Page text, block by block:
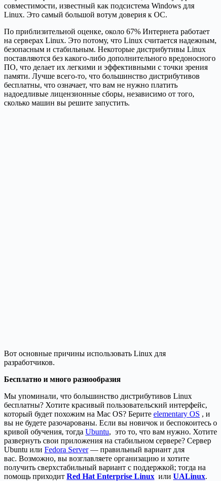
совместимости, известный как подсистема Windows для
Linux. Это самый большой вотум доверия к ОС.
По приблизительной оценке, около 67% Интернета работает
на серверах Linux. Это потому, что Linux считается надежным,
безопасным и стабильным. Некоторые дистрибутивы Linux
поставляются без какого-либо дополнительного вредоносного
ПО, что делает их легкими и эффективными с точки зрения
памяти. Лучше всего-то, что большинство дистрибутивов
бесплатны, что означает, что вам не нужно платить
надоедливые лицензионные сборы, независимо от того,
сколько машин вы решите запустить.
Вот основные причины использовать Linux для
разработчиков.
Бесплатно и много разнообразия
Мы упоминали, что большинство дистрибутивов Linux
бесплатны? Хотите красивый пользовательский интерфейс,
который будет похожим на Mac OS? Берите elementary OS , и
вы не будете разочарованы. Если вы новичок и беспокоитесь о
кривой обучения, тогда Ubuntu, это то, что вам нужно. Хотите
развернуть свои приложения на стабильном сервере? Сервер
Ubuntu или Fedora Server— правильный вариант для
вас. Возможно, вы возглавляете организацию и хотите
получить сверхстабильный вариант с поддержкой; тогда на
помощь приходит Red Hat Enterprise Linux или UALinux.